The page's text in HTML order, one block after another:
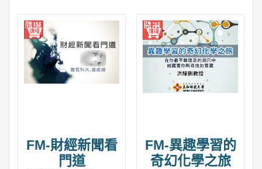
FM-財經新聞看
門道
FM-異趣學習的
奇幻化學之旅